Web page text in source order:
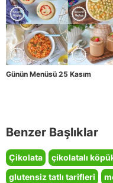
Günün Menüsü 25 Kasım
Benzer Başlıklar
Çikolata çikolatalı
glutensiz tatlı tarifleri